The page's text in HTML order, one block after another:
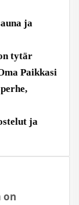
ja
tytär
Paikkasi
ja
on